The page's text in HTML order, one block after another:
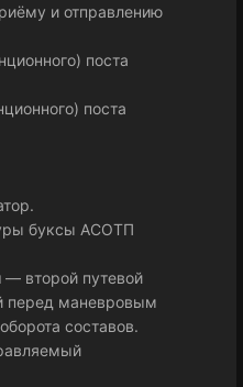
и отправлению
поста
поста
буксы АСОТП
— второй путевой
перед маневровым
составов.